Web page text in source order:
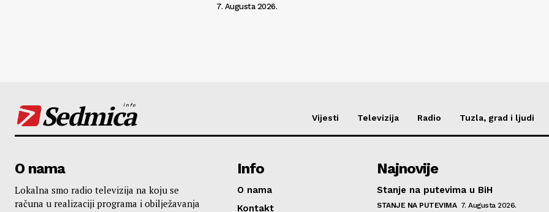
7. Augusta 2026.
Sedmica
info
Vijesti Televizija Radio Tuzla, grad i ljudi
O nama
Lokalna smo radio televizija na koju se
računa u realizaciji programa i obilježavanja
Info
O nama
Kontakt
Najnovije
Stanje na putevima u BiH
STANJE NA PUTEVIMA 7. Augusta 2026.